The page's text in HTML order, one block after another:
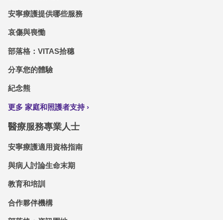
安寧療護提供哪些服務
哀傷與喪慟
部落格：VITAS拾穗
分享您的體驗
紀念熊
更多 家庭和照護者支持
醫療服務專業人士
安寧療護適用資格指南
與病人討論生命末期
教育和培訓
合作夥伴機構